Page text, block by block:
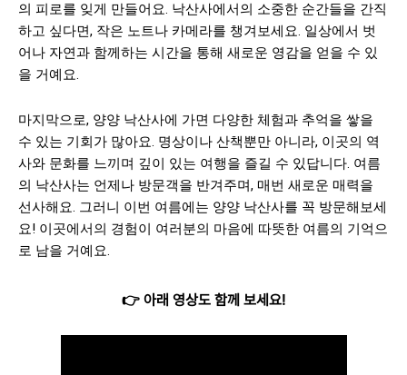
의 피로를 잊게 만들어요. 낙산사에서의 소중한 순간들을 간직
하고 싶다면, 작은 노트나 카메라를 챙겨보세요. 일상에서 벗
어나 자연과 함께하는 시간을 통해 새로운 영감을 얻을 수 있
을 거예요.
마지막으로, 양양 낙산사에 가면 다양한 체험과 추억을 쌓을
수 있는 기회가 많아요. 명상이나 산책뿐만 아니라, 이곳의 역
사와 문화를 느끼며 깊이 있는 여행을 즐길 수 있답니다. 여름
의 낙산사는 언제나 방문객을 반겨주며, 매번 새로운 매력을
선사해요. 그러니 이번 여름에는 양양 낙산사를 꼭 방문해보세
요! 이곳에서의 경험이 여러분의 마음에 따뜻한 여름의 기억으
로 남을 거예요.
👉 아래 영상도 함께 보세요!